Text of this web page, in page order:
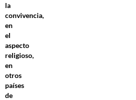
la
convivencia,
en
el
aspecto
religioso,
en
otros
países
de